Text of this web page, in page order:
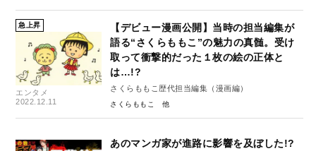
急上昇
エンタメ
2022.12.11
【デビュー漫画公開】当時の担当編集が
語る“さくらももこ”の魅力の真髄。受け
取って衝撃的だった１枚の絵の正体と
は…!?
さくらももこ歴代担当編集（漫画編）
さくらももこ
あのマンガ家が進路に影響を及ぼした!?